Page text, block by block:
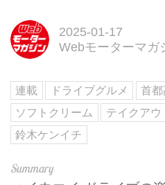
2025-01-17
Webモーターマガ
連載 ドライブグルメ 首都
ソフトクリーム
テイクアウ
鈴木ケンイチ